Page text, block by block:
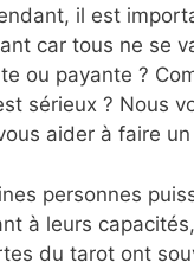
il est
car tous ne se
ou payante ?
sérieux ? Nous
aider à faire
personnes
à leurs
du tarot ont